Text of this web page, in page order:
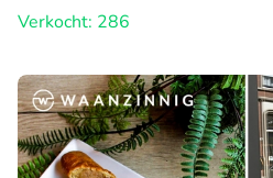
Verkocht: 286